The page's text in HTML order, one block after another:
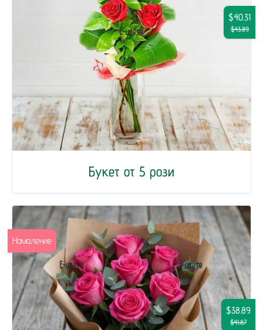
Букет от 5 рози
$40.31
$43.89
$38.89
$41.87
Намаление